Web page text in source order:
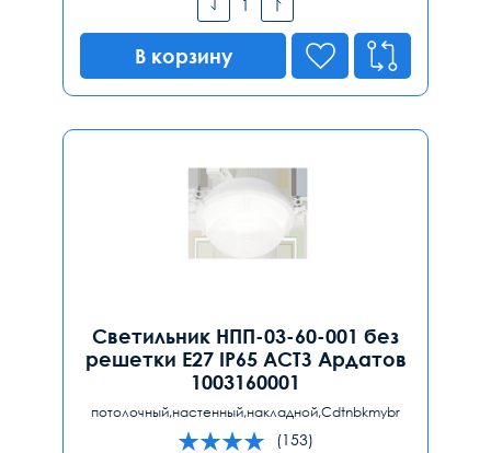
В корзину
Светильник НПП-03-60-001 без
решетки Е27 IP65 АСТЗ Ардатов
1003160001
потолочный,настенный,накладной,Cdtnbkmybr
(153)